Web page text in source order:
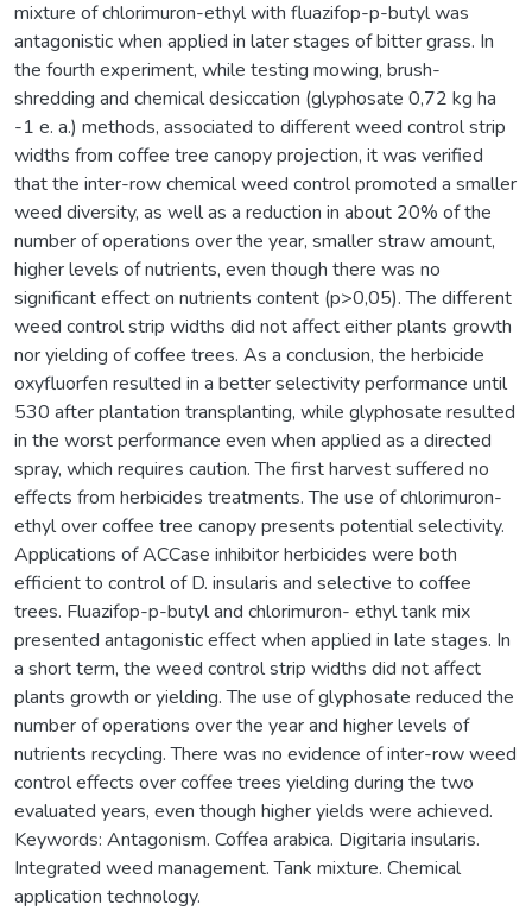
mixture of chlorimuron-ethyl with fluazifop-p-butyl was
antagonistic when applied in later stages of bitter grass. In
the fourth experiment, while testing mowing, brush-
shredding and chemical desiccation (glyphosate 0,72 kg ha
-1 e. a.) methods, associated to different weed control strip
widths from coffee tree canopy projection, it was verified
that the inter-row chemical weed control promoted a smaller
weed diversity, as well as a reduction in about 20% of the
number of operations over the year, smaller straw amount,
higher levels of nutrients, even though there was no
significant effect on nutrients content (p>0,05). The different
weed control strip widths did not affect either plants growth
nor yielding of coffee trees. As a conclusion, the herbicide
oxyfluorfen resulted in a better selectivity performance until
530 after plantation transplanting, while glyphosate resulted
in the worst performance even when applied as a directed
spray, which requires caution. The first harvest suffered no
effects from herbicides treatments. The use of chlorimuron-
ethyl over coffee tree canopy presents potential selectivity.
Applications of ACCase inhibitor herbicides were both
efficient to control of D. insularis and selective to coffee
trees. Fluazifop-p-butyl and chlorimuron- ethyl tank mix
presented antagonistic effect when applied in late stages. In
a short term, the weed control strip widths did not affect
plants growth or yielding. The use of glyphosate reduced the
number of operations over the year and higher levels of
nutrients recycling. There was no evidence of inter-row weed
control effects over coffee trees yielding during the two
evaluated years, even though higher yields were achieved.
Keywords: Antagonism. Coffea arabica. Digitaria insularis.
Integrated weed management. Tank mixture. Chemical
application technology.